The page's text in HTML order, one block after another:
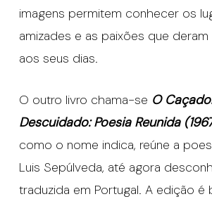
imagens permitem conhecer os
amizades e as paixões que
aos seus dias.
O outro livro chama-se O
Descuidado: Poesia Reunida
como o nome indica, reúne a
Luis Sepúlveda, até agora
traduzida em Portugal. A edição é